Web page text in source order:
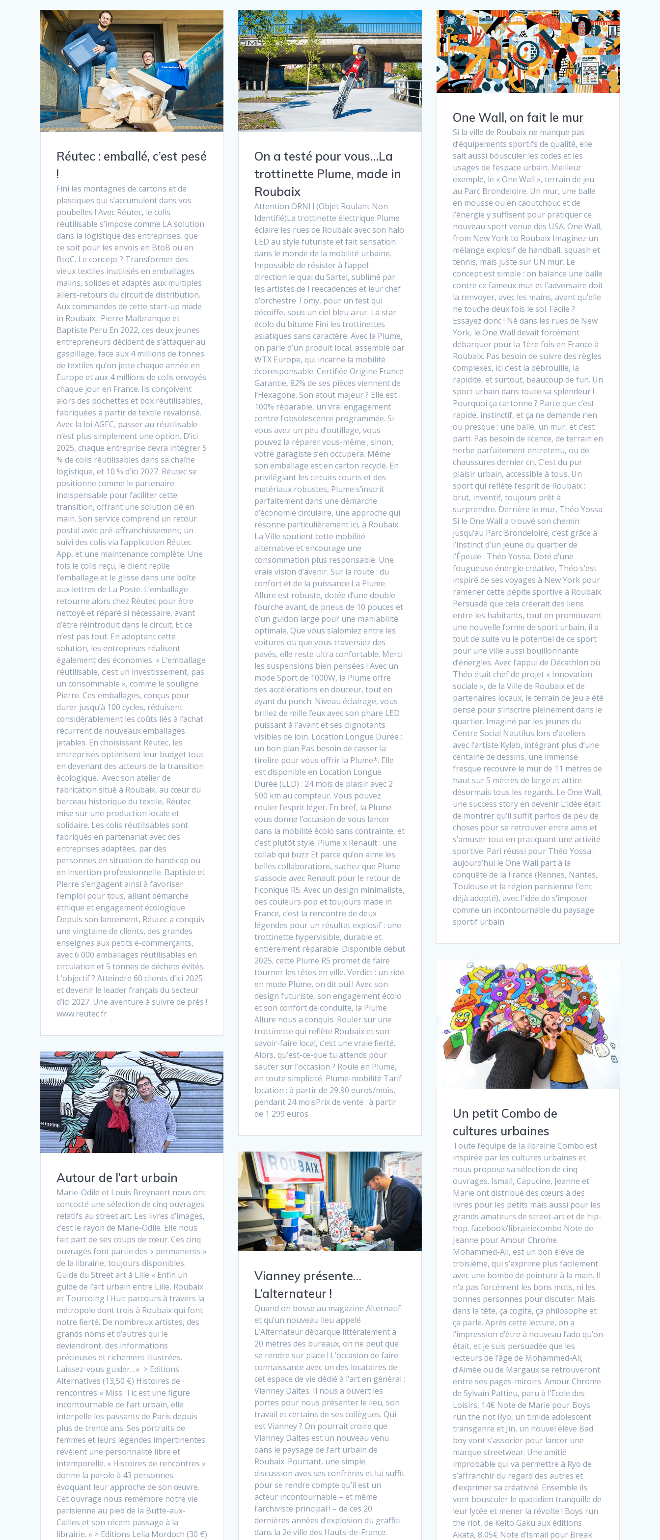
Réutec : emballé, c’est pesé
!
Fini les montagnes de cartons et de
plastiques qui s’accumulent dans vos
poubelles ! Avec Réutec, le colis
réutilisable s’impose comme LA solution
dans la logistique des entreprises, que
ce soit pour les envois en BtoB ou en
BtoC. Le concept ? Transformer des
vieux textiles inutilisés en emballages
malins, solides et adaptés aux multiples
allers-retours du circuit de distribution.
Aux commandes de cette start-up made
in Roubaix : Pierre Malbranque et
Baptiste Peru En 2022, ces deux jeunes
entrepreneurs décident de s’attaquer au
gaspillage, face aux 4 millions de tonnes
de textiles qu’on jette chaque année en
Europe et aux 4 millions de colis envoyés
chaque jour en France. Ils conçoivent
alors des pochettes et box réutilisables,
fabriquées à partir de textile revalorisé.
Avec la loi AGEC, passer au réutilisable
n’est plus simplement une option. D’ici
2025, chaque entreprise devra intégrer 5
% de colis réutilisables dans sa chaîne
logistique, et 10 % d’ici 2027. Réutec se
positionne comme le partenaire
indispensable pour faciliter cette
transition, offrant une solution clé en
main. Son service comprend un retour
postal avec pré-affranchissement, un
suivi des colis via l’application Réutec
App, et une maintenance complète. Une
fois le colis reçu, le client replie
l’emballage et le glisse dans une boîte
aux lettres de La Poste. L’emballage
retourne alors chez Réutec pour être
nettoyé et réparé si nécessaire, avant
d’être réintroduit dans le circuit. Et ce
n’est pas tout. En adoptant cette
solution, les entreprises réalisent
également des économies. « L’emballage
réutilisable, c’est un investissement, pas
un consommable », comme le souligne
Pierre. Ces emballages, conçus pour
durer jusqu’à 100 cycles, réduisent
considérablement les coûts liés à l’achat
récurrent de nouveaux emballages
jetables. En choisissant Réutec, les
entreprises optimisent leur budget tout
en devenant des acteurs de la transition
écologique. Avec son atelier de
fabrication situé à Roubaix, au cœur du
berceau historique du textile, Réutec
mise sur une production locale et
solidaire. Les colis réutilisables sont
fabriqués en partenariat avec des
entreprises adaptées, par des
personnes en situation de handicap ou
en insertion professionnelle. Baptiste et
Pierre s’engagent ainsi à favoriser
l’emploi pour tous, alliant démarche
éthique et engagement écologique.
Depuis son lancement, Réutec a conquis
une vingtaine de clients, des grandes
enseignes aux petits e-commerçants,
avec 6 000 emballages réutilisables en
circulation et 5 tonnes de déchets évités.
L’objectif ? Atteindre 60 clients d’ici 2025
et devenir le leader français du secteur
d’ici 2027. Une aventure à suivre de près !
www.reutec.fr
On a testé pour vous…La
trottinette Plume, made in
Roubaix
Attention ORNI ! (Objet Roulant Non
Identifié)La trottinette électrique Plume
éclaire les rues de Roubaix avec son halo
LED au style futuriste et fait sensation
dans le monde de la mobilité urbaine.
Impossible de résister à l’appel :
direction le quai du Sartel, sublimé par
les artistes de Freecadences et leur chef
d’orchestre Tomy, pour un test qui
décoiffe, sous un ciel bleu azur. La star
écolo du bitume Fini les trottinettes
asiatiques sans caractère. Avec la Plume,
on parle d’un produit local, assemblé par
WTX Europe, qui incarne la mobilité
écoresponsable. Certifiée Origine France
Garantie, 82% de ses pièces viennent de
l’Hexagone. Son atout majeur ? Elle est
100% réparable, un vrai engagement
contre l’obsolescence programmée. Si
vous avez un peu d’outillage, vous
pouvez la réparer vous-même ; sinon,
votre garagiste s’en occupera. Même
son emballage est en carton recyclé. En
privilégiant les circuits courts et des
matériaux robustes, Plume s’inscrit
parfaitement dans une démarche
d’économie circulaire, une approche qui
résonne particulièrement ici, à Roubaix.
La Ville soutient cette mobilité
alternative et encourage une
consommation plus responsable. Une
vraie vision d’avenir. Sur la route : du
confort et de la puissance La Plume
Allure est robuste, dotée d’une double
fourche avant, de pneus de 10 pouces et
d’un guidon large pour une maniabilité
optimale. Que vous slalomiez entre les
voitures ou que vous traversiez des
pavés, elle reste ultra confortable. Merci
les suspensions bien pensées ! Avec un
mode Sport de 1000W, la Plume offre
des accélérations en douceur, tout en
ayant du punch. Niveau éclairage, vous
brillez de mille feux avec son phare LED
puissant à l’avant et ses clignotants
visibles de loin. Location Longue Durée :
un bon plan Pas besoin de casser la
tirelire pour vous offrir la Plume*. Elle
est disponible en Location Longue
Durée (LLD) : 24 mois de plaisir avec 2
500 km au compteur. Vous pouvez
rouler l’esprit léger. En bref, la Plume
vous donne l’occasion de vous lancer
dans la mobilité écolo sans contrainte, et
c’est plutôt stylé. Plume x Renault : une
collab qui buzz Et parce qu’on aime les
belles collaborations, sachez que Plume
s’associe avec Renault pour le retour de
l’iconique R5. Avec un design minimaliste,
des couleurs pop et toujours made in
France, c’est la rencontre de deux
légendes pour un résultat explosif : une
trottinette hypervisible, durable et
entièrement réparable. Disponible début
2025, cette Plume R5 promet de faire
tourner les têtes en ville. Verdict : un ride
en mode Plume, on dit oui ! Avec son
design futuriste, son engagement écolo
et son confort de conduite, la Plume
Allure nous a conquis. Rouler sur une
trottinette qui reflète Roubaix et son
savoir-faire local, c’est une vraie fierté.
Alors, qu’est-ce-que tu attends pour
sauter sur l’occasion ? Roule en Plume,
en toute simplicité. Plume-mobilité Tarif
location : à partir de 29,90 euros/mois,
pendant 24 moisPrix de vente : à partir
de 1 299 euros
One Wall, on fait le mur
Si la ville de Roubaix ne manque pas
d’équipements sportifs de qualité, elle
sait aussi bousculer les codes et les
usages de l’espace urbain. Meilleur
exemple, le « One Wall », terrain de jeu
au Parc Brondeloire. Un mur, une balle
en mousse ou en caoutchouc et de
l’énergie y suffisent pour pratiquer ce
nouveau sport venue des USA. One Wall,
from New York to Roubaix Imaginez un
mélange explosif de handball, squash et
tennis, mais juste sur UN mur. Le
concept est simple : on balance une balle
contre ce fameux mur et l’adversaire doit
la renvoyer, avec les mains, avant qu’elle
ne touche deux fois le sol. Facile ?
Essayez donc ! Né dans les rues de New
York, le One Wall devait forcément
débarquer pour la 1ère fois en France à
Roubaix. Pas besoin de suivre des règles
complexes, ici c’est la débrouille, la
rapidité, et surtout, beaucoup de fun. Un
sport urbain dans toute sa splendeur !
Pourquoi ça cartonne ? Parce que c’est
rapide, instinctif, et ça ne demande rien
ou presque : une balle, un mur, et c’est
parti. Pas besoin de licence, de terrain en
herbe parfaitement entretenu, ou de
chaussures dernier cri. C’est du pur
plaisir urbain, accessible à tous. Un
sport qui reflète l’esprit de Roubaix :
brut, inventif, toujours prêt à
surprendre. Derrière le mur, Théo Yossa
Si le One Wall a trouvé son chemin
jusqu’au Parc Brondeloire, c’est grâce à
l’instinct d’un jeune du quartier de
l’Épeule : Théo Yossa. Doté d’une
fougueuse énergie créative, Théo s’est
inspiré de ses voyages à New York pour
ramener cette pépite sportive à Roubaix.
Persuadé que cela créerait des liens
entre les habitants, tout en promouvant
une nouvelle forme de sport urbain, il a
tout de suite vu le potentiel de ce sport
pour une ville aussi bouillonnante
d’énergies. Avec l’appui de Décathlon où
Théo était chef de projet « Innovation
sociale », de la Ville de Roubaix et de
partenaires locaux, le terrain de jeu a été
pensé pour s’inscrire pleinement dans le
quartier. Imaginé par les jeunes du
Centre Social Nautilus lors d’ateliers
avec l’artiste Kylab, intégrant plus d’une
centaine de dessins, une immense
fresque recouvre le mur de 11 mètres de
haut sur 5 mètres de large et attire
désormais tous les regards. Le One Wall,
une success story en devenir L’idée était
de montrer qu’il suffit parfois de peu de
choses pour se retrouver entre amis et
s’amuser tout en pratiquant une activité
sportive. Pari réussi pour Théo Yossa :
aujourd’hui le One Wall part à la
conquête de la France (Rennes, Nantes,
Toulouse et la région parisienne l’ont
déjà adopté), avec l’idée de s’imposer
comme un incontournable du paysage
sportif urbain.
Un petit Combo de
cultures urbaines
Toute l’équipe de la librairie Combo est
inspirée par les cultures urbaines et
nous propose sa sélection de cinq
ouvrages. Ismaïl, Capucine, Jeanne et
Marie ont distribué des cœurs à des
livres pour les petits mais aussi pour les
grands amateurs de street-art et de hip-
hop. facebook/librairiecombo Note de
Jeanne pour Amour Chrome
Mohammed-Ali, est un bon élève de
troisième, qui s’exprime plus facilement
avec une bombe de peinture à la main. Il
n’a pas forcément les bons mots, ni les
bonnes personnes pour discuter. Mais
dans la tête, ça cogite, ça philosophe et
ça parle. Après cette lecture, on a
l’impression d’être à nouveau l’ado qu’on
était, et je suis persuadée que les
lecteurs de l’âge de Mohammed-Ali,
d’Aimée ou de Margaux se retrouveront
entre ses pages-miroirs. Amour Chrome
de Sylvain Pattieu, paru à l’Ecole des
Loisirs, 14€ Note de Marie pour Boys
run the riot Ryo, un timide adolescent
transgenre et Jin, un nouvel élève Bad
boy vont s’associer pour lancer une
marque streetwear. Une amitié
improbable qui va permettre à Ryo de
s’affranchir du regard des autres et
d’exprimer sa créativité. Ensemble ils
vont bousculer le quotidien tranquille de
leur lycée et mener la révolte ! Boys run
the riot, de Keito Gaku aux éditions
Akata, 8,05€ Note d’Ismail pour Break
Autour de l’art urbain
Marie-Odile et Louis Breynaert nous ont
concocté une sélection de cinq ouvrages
relatifs au street art. Les livres d’images,
c’est le rayon de Marie-Odile. Elle nous
fait part de ses coups de cœur. Ces cinq
ouvrages font partie des « permanents »
de la librairie, toujours disponibles.
Guide du Street art à Lille « Enfin un
guide de l’art urbain entre Lille, Roubaix
et Tourcoing ! Huit parcours à travers la
métropole dont trois à Roubaix qui font
notre fierté. De nombreux artistes, des
grands noms et d’autres qui le
deviendront, des informations
précieuses et richement illustrées.
Laissez-vous guider…« > Editions
Alternatives (13,50 €) Histoires de
rencontres « Miss. Tic est une figure
incontournable de l’art urbain, elle
interpelle les passants de Paris depuis
plus de trente ans. Ses portraits de
femmes et leurs légendes impertinentes
révèlent une personnalité libre et
intemporelle. « Histoires de rencontres »
donne la parole à 43 personnes
évoquant leur approche de son œuvre.
Cet ouvrage nous remémore notre vie
parisienne au pied de la Butte-aux-
Cailles et son récent passage à la
librairie. » > Editions Lelia Mordoch (30 €)
Vianney présente…
L’alternateur !
Quand on bosse au magazine Alternatif
et qu’un nouveau lieu appelé
L’Alternateur débarque littéralement à
20 mètres des bureaux, on ne peut que
se rendre sur place ! L’occasion de faire
connaissance avec un des locataires de
cet espace de vie dédié à l’art en général :
Vianney Daltes. Il nous a ouvert les
portes pour nous présenter le lieu, son
travail et certains de ses collègues. Qui
est Vianney ? On pourrait croire que
Vianney Daltes est un nouveau venu
dans le paysage de l’art urbain de
Roubaix. Pourtant, une simple
discussion aves ses confrères et lui suffit
pour se rendre compte qu’il est un
acteur incontournable – et même
l’archiviste principal ! – de ces 20
dernières années d’explosion du graffiti
dans la 2e ville des Hauts-de-France.